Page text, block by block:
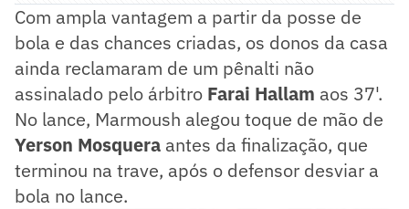
Com ampla vantagem a partir da posse de
bola e das chances criadas, os donos da casa
ainda reclamaram de um pênalti não
assinalado pelo árbitro Farai Hallam aos 37'.
No lance, Marmoush alegou toque de mão de
Yerson Mosquera antes da finalização, que
terminou na trave, após o defensor desviar a
bola no lance.